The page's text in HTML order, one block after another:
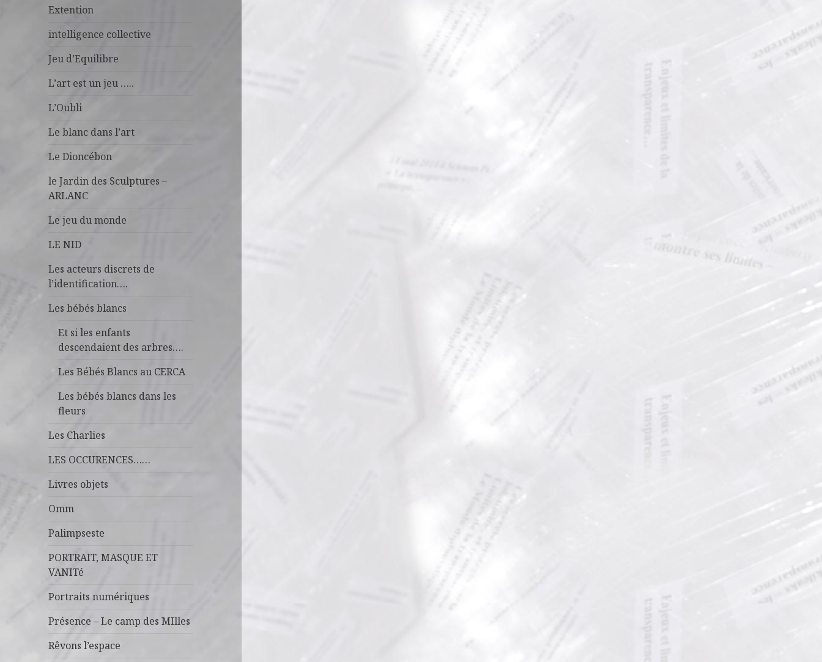
Extention
intelligence collective
Jeu d’Equilibre
L’art est un jeu …..
L’Oubli
Le blanc dans l’art
Le Dioncébon
le Jardin des Sculptures –
ARLANC
Le jeu du monde
LE NID
Les acteurs discrets de
l’identification….
Les bébés blancs
Et si les enfants
descendaient des arbres….
Les Bébés Blancs au CERCA
Les bébés blancs dans les
fleurs
Les Charlies
LES OCCURENCES……
Livres objets
Omm
Palimpseste
PORTRAIT, MASQUE ET
VANITé
Portraits numériques
Présence – Le camp des MIlles
Rêvons l’espace